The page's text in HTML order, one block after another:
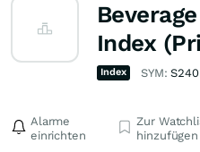
Index
Index SYM:
Alarme
einrichten
Zur
hinzufügen